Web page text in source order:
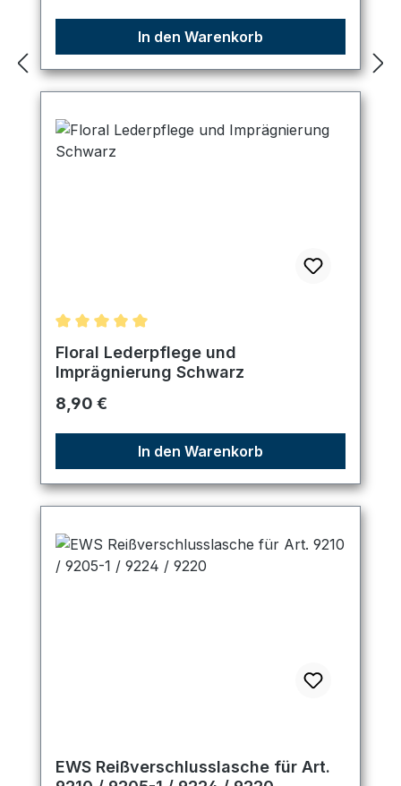
In den Warenkorb
Durchschnittliche Bewertung von 5 von 5 Sternen
Floral Lederpflege und
Imprägnierung Schwarz
Regulärer Preis:
8,90 €
In den Warenkorb
EWS Reißverschlusslasche für Art.